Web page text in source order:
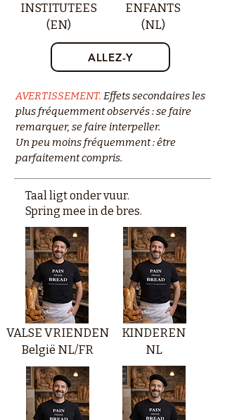
INSTITUTEES
(EN)
ENFANTS
(NL)
ALLEZ-Y
AVERTISSEMENT. Effets secondaires les
plus fréquemment observés : se faire
remarquer, se faire interpeller.
Un peu moins fréquemment : être
parfaitement compris.
Taal ligt onder vuur.
Spring mee in de bres.
VALSE VRIENDEN
België NL/FR
KINDEREN
NL